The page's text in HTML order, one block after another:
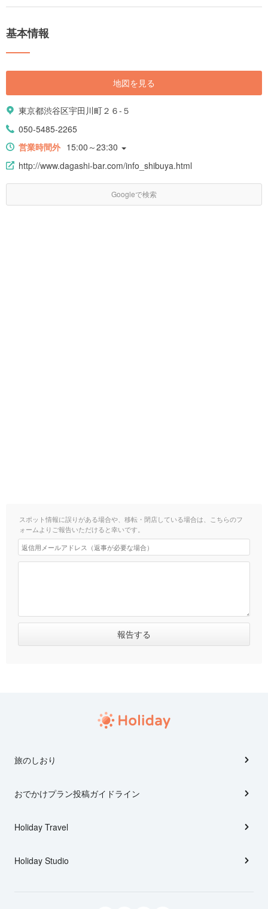
基本情報
地図を見る
東京都渋谷区宇田川町２６-５
050-5485-2265
営業時間外 15:00～23:30
http://www.dagashi-bar.com/info_shibuya.html
Googleで検索
スポット情報に誤りがある場合や、移転・閉店している場合は、こちらのフ
ォームよりご報告いただけると幸いです。
旅のしおり
おでかけプラン投稿ガイドライン
Holiday Travel
Holiday Studio